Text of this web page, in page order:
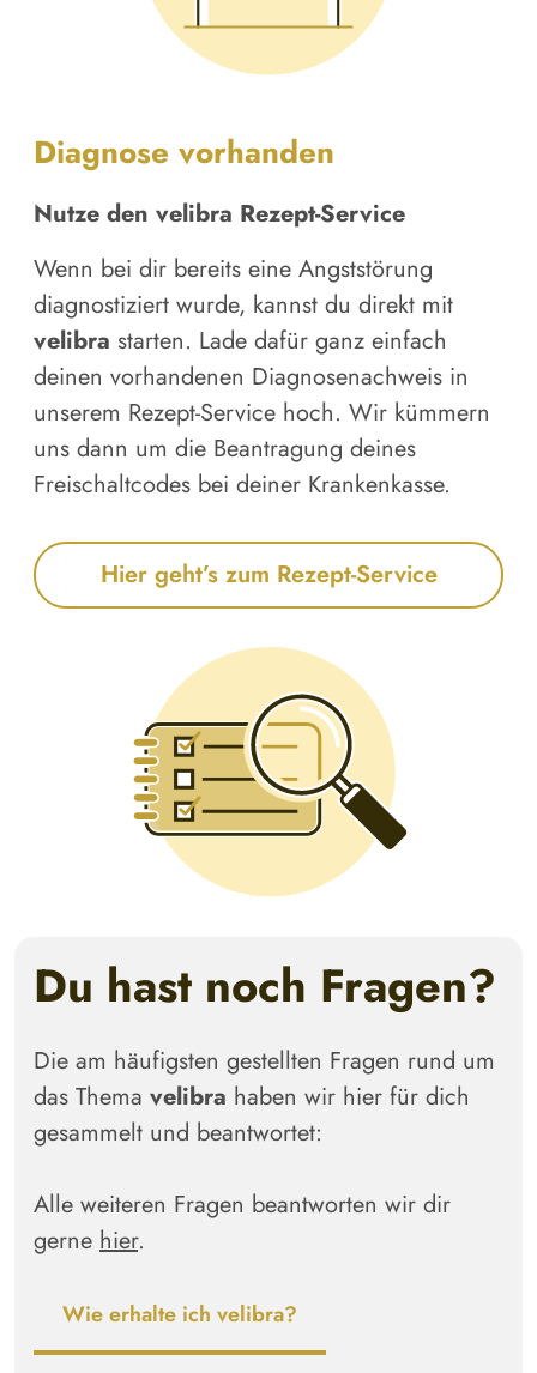
Diagnose vorhanden
Nutze den velibra Rezept-Service
Wenn bei dir bereits eine Angststörung
diagnostiziert wurde, kannst du direkt mit
velibra starten. Lade dafür ganz einfach
deinen vorhandenen Diagnosenachweis in
unserem Rezept-Service hoch. Wir kümmern
uns dann um die Beantragung deines
Freischaltcodes bei deiner Krankenkasse.
Hier geht’s zum Rezept-Service
Du hast noch Fragen?
Die am häufigsten gestellten Fragen rund um
das Thema velibra haben wir hier für dich
gesammelt und beantwortet:
Alle weiteren Fragen beantworten wir dir
gerne hier.
Wie erhalte ich velibra?